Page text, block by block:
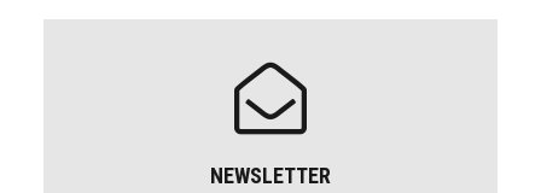
NEWSLETTER